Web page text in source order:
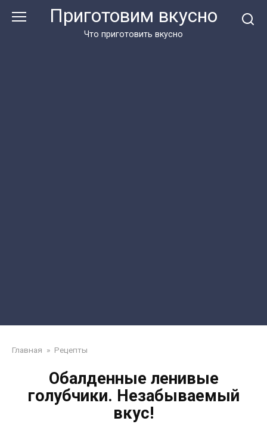
Приготовим вкусно
Что приготовить вкусно
Главная » Рецепты
Обалденные ленивые
голубчики. Незабываемый
вкус!